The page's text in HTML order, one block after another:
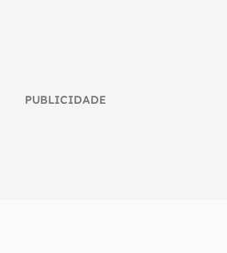
PUBLICIDADE